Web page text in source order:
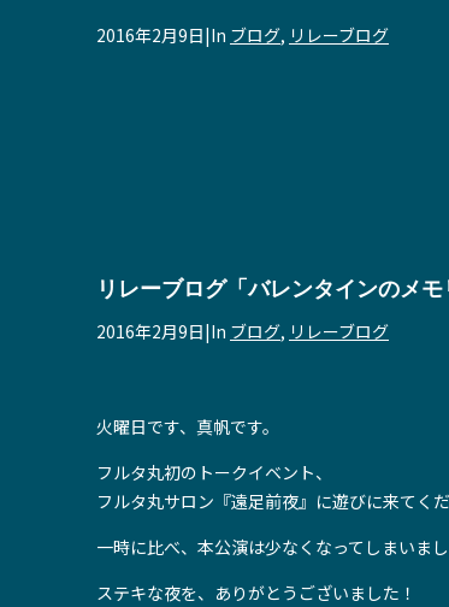
2016年2月9日|In ブログ, リレーブログ
リレーブログ「バレンタインのメ
2016年2月9日|In ブログ, リレーブログ
火曜日です、真帆です。
フルタ丸初のトークイベント、
フルタ丸サロン『遠足前夜』に遊びに来てく
一時に比べ、本公演は少なくなってしまいま
ステキな夜を、ありがとうございました！